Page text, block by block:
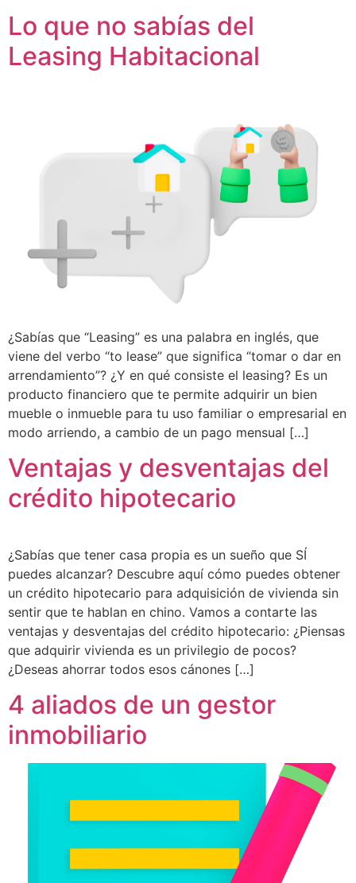
Lo que no sabías del
Leasing Habitacional
¿Sabías que “Leasing” es una palabra en inglés, que
viene del verbo “to lease” que significa “tomar o dar en
arrendamiento”? ¿Y en qué consiste el leasing? Es un
producto financiero que te permite adquirir un bien
mueble o inmueble para tu uso familiar o empresarial en
modo arriendo, a cambio de un pago mensual […]
Ventajas y desventajas del
crédito hipotecario
¿Sabías que tener casa propia es un sueño que SÍ
puedes alcanzar? Descubre aquí cómo puedes obtener
un crédito hipotecario para adquisición de vivienda sin
sentir que te hablan en chino. Vamos a contarte las
ventajas y desventajas del crédito hipotecario: ¿Piensas
que adquirir vivienda es un privilegio de pocos?
¿Deseas ahorrar todos esos cánones […]
4 aliados de un gestor
inmobiliario